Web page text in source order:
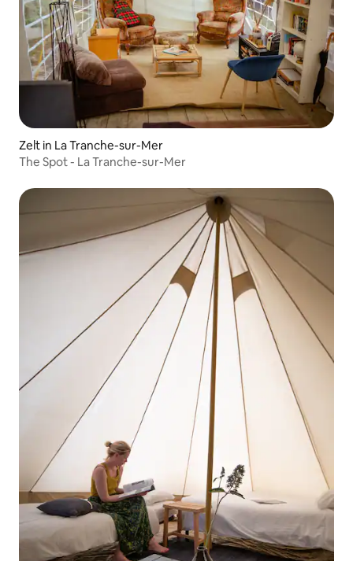
Zelt in La Tranche-sur-Mer
The Spot - La Tranche-sur-Mer